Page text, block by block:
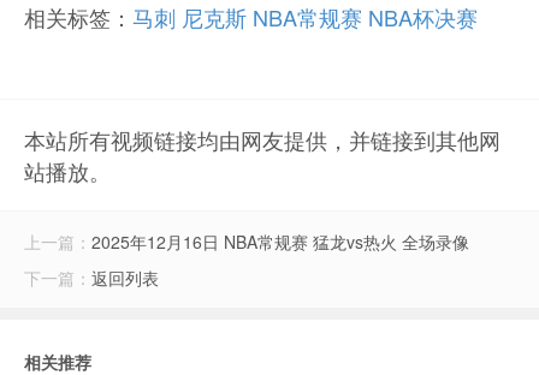
相关标签： 马刺 尼克斯 NBA常规赛 NBA杯决赛
本站所有视频链接均由网友提供，并链接到其他网
站播放。
上一篇： 2025年12月16日 NBA常规赛 猛龙vs热火 全场录像
下一篇： 返回列表
相关推荐